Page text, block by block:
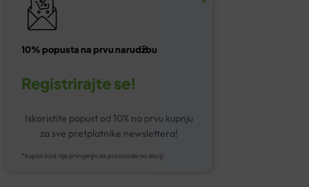
10% popusta na prvu narudžbu
Registrirajte se!
Iskoristite popust od 10% na prvu kupnju
za sve pretplatnike newslettera!
*kupon kod nije primjenjiv za proizvode na akciji